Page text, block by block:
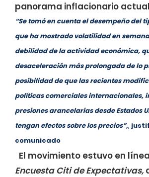
panorama inflacionario
“Se tomó en cuenta el desempeño del
que ha mostrado volatilidad en
debilidad de la actividad económica,
desaceleración más prolongada de lo
posibilidad de que las recientes
políticas comerciales internacionales,
presiones arancelarias desde Estados
tengan efectos sobre los precios”,,
comunicado
El movimiento estuvo en
Encuesta Citi de Expectativas,